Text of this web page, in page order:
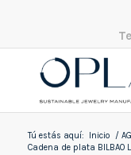
Tú estás aquí: Inicio / AG
Cadena de plata BILBAO